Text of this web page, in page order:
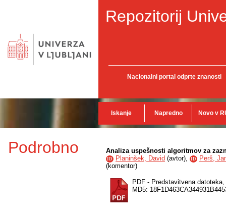
Repozitorij
Nacionalni portal odprte znanosti
Iskanje Napredno Novo v
Podrobno Analiza uspešnosti algoritmov za
ID Planinšek, David (avtor), ID
Perš,
(komentor)
PDF - Predstavitvena datoteka,
MD5: